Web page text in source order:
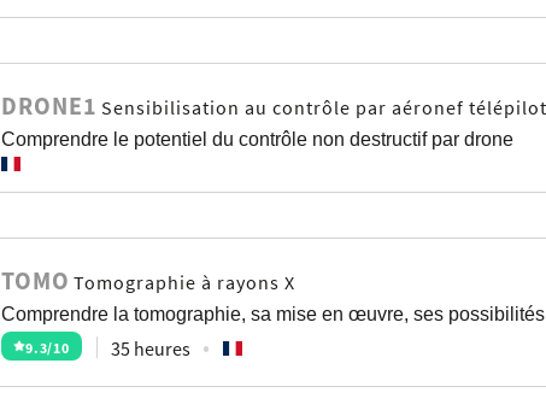
DRONE1 Sensibilisation au contrôle par aéronef
Comprendre le potentiel du contrôle non destructif par drone
TOMO Tomographie à rayons X
Comprendre la tomographie, sa mise en œuvre, ses
9.3/10 35 heures